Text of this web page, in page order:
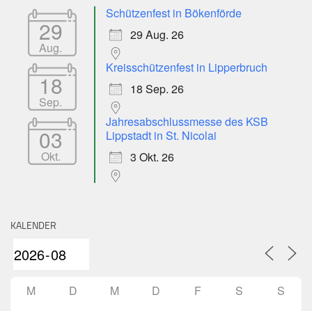
29
Aug.
Schützenfest in Bökenförde
29 Aug. 26
18
Sep.
Kreisschützenfest in Lipperbruch
18 Sep. 26
03
Okt.
Jahresabschlussmesse des KSB
Lippstadt in St. Nicolai
3 Okt. 26
KALENDER
M D M D F S S